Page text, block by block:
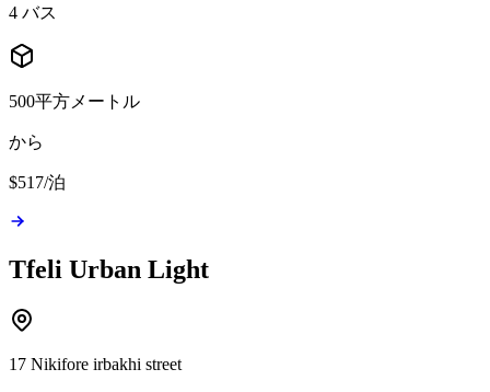
4 バス
500平方メートル
から
$517/泊
Tfeli Urban Light
17 Nikifore irbakhi street